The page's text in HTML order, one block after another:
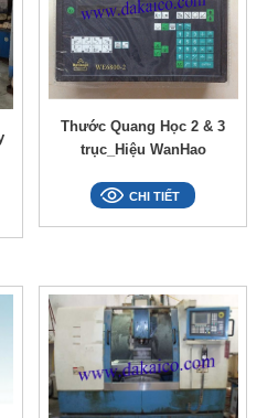
Thước Quang Học 2 & 3
trục_Hiệu WanHao
CHI TIẾT